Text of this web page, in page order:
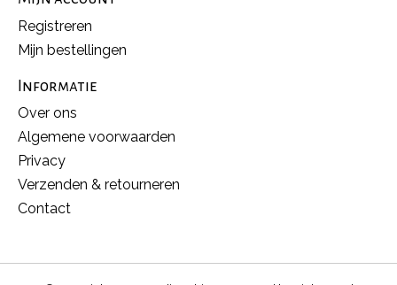
Registreren
Mijn bestellingen
Informatie
Over ons
Algemene voorwaarden
Privacy
Verzenden & retourneren
Contact